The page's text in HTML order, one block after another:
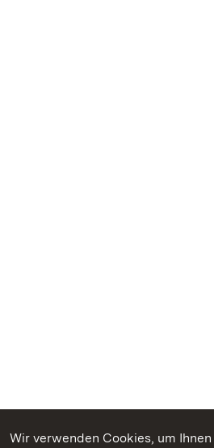
Wir verwenden Cookies, um